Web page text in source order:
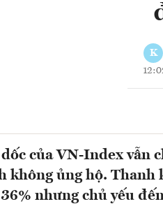
K
của VN-Index vẫn
không ủng hộ. Thanh
nhưng chủ yếu